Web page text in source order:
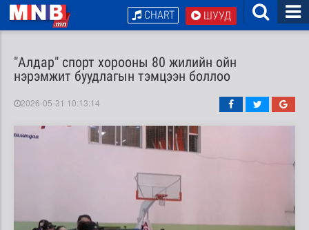
ШУУД
CHART
"Алдар" спорт хорооны 80 жилийн ойн
нэрэмжит буудлагын тэмцээн боллоо
2026-05-31 10:13:14